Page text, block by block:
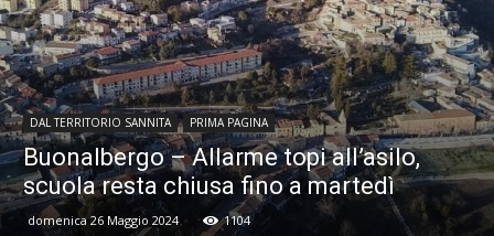
DAL TERRITORIO SANNITA PRIMA PAGINA
Buonalbergo – Allarme topi all’asilo,
scuola resta chiusa fino a martedì
domenica 26 Maggio 2024 1104